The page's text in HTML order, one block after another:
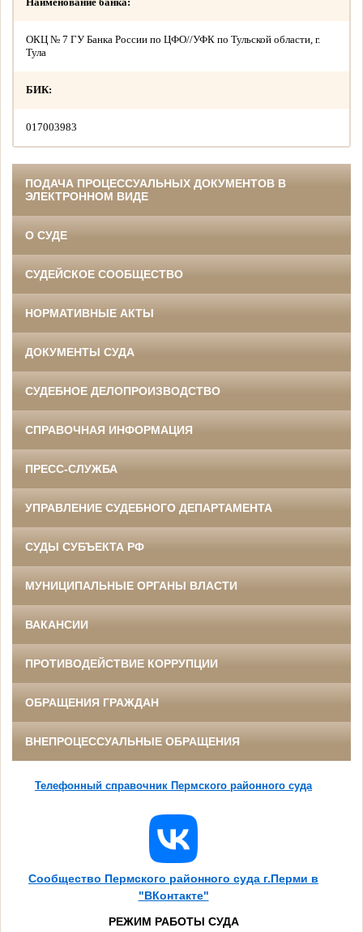
ОКЦ № 7 ГУ Банка России по ЦФО//УФК по Тульской области, г.
Тула
БИК:
017003983
ПОДАЧА ПРОЦЕССУАЛЬНЫХ ДОКУМЕНТОВ В
ЭЛЕКТРОННОМ ВИДЕ
О СУДЕ
СУДЕЙСКОЕ СООБЩЕСТВО
НОРМАТИВНЫЕ АКТЫ
ДОКУМЕНТЫ СУДА
СУДЕБНОЕ ДЕЛОПРОИЗВОДСТВО
СПРАВОЧНАЯ ИНФОРМАЦИЯ
ПРЕСС-СЛУЖБА
УПРАВЛЕНИЕ СУДЕБНОГО ДЕПАРТАМЕНТА
СУДЫ СУБЪЕКТА РФ
МУНИЦИПАЛЬНЫЕ ОРГАНЫ ВЛАСТИ
ВАКАНСИИ
ПРОТИВОДЕЙСТВИЕ КОРРУПЦИИ
ОБРАЩЕНИЯ ГРАЖДАН
ВНЕПРОЦЕССУАЛЬНЫЕ ОБРАЩЕНИЯ
Телефонный справочник Пермского районного суда
Сообщество Пермского районного суда г.Перми в
"ВКонтакте"
РЕЖИМ РАБОТЫ СУДА